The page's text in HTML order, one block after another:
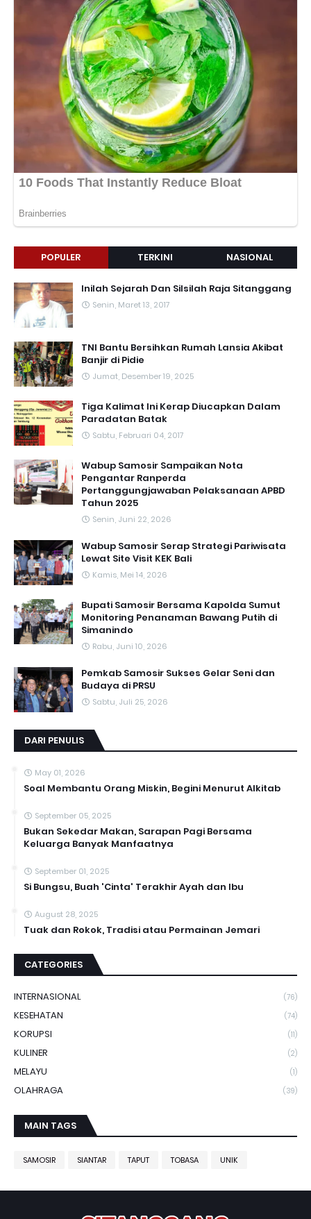
POPULER TERKINI NASIONAL
Inilah Sejarah Dan Silsilah Raja Sitanggang
Senin, Maret 13, 2017
TNI Bantu Bersihkan Rumah Lansia Akibat
Banjir di Pidie
Jumat, Desember 19, 2025
Tiga Kalimat Ini Kerap Diucapkan Dalam
Paradatan Batak
Sabtu, Februari 04, 2017
Wabup Samosir Sampaikan Nota
Pengantar Ranperda
Pertanggungjawaban Pelaksanaan APBD
Tahun 2025
Senin, Juni 22, 2026
Wabup Samosir Serap Strategi Pariwisata
Lewat Site Visit KEK Bali
Kamis, Mei 14, 2026
Bupati Samosir Bersama Kapolda Sumut
Monitoring Penanaman Bawang Putih di
Simanindo
Rabu, Juni 10, 2026
Pemkab Samosir Sukses Gelar Seni dan
Budaya di PRSU
Sabtu, Juli 25, 2026
DARI PENULIS
May 01, 2026
Soal Membantu Orang Miskin, Begini Menurut Alkitab
September 05, 2025
Bukan Sekedar Makan, Sarapan Pagi Bersama
Keluarga Banyak Manfaatnya
September 01, 2025
Si Bungsu, Buah 'Cinta' Terakhir Ayah dan Ibu
August 28, 2025
Tuak dan Rokok, Tradisi atau Permainan Jemari
CATEGORIES
INTERNASIONAL (76)
KESEHATAN (74)
KORUPSI (11)
KULINER (2)
MELAYU (1)
OLAHRAGA (39)
MAIN TAGS
SAMOSIR SIANTAR TAPUT TOBASA UNIK